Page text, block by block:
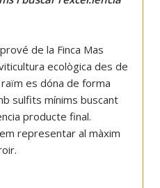
de la Finca Mas
ecològica des de
es dóna de forma
sulfits mínims buscant
producte final.
representar al màxim